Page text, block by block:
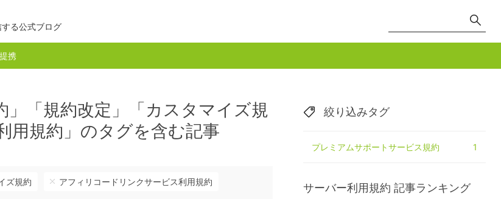
る公式ブログ
携
」「規約改定」「カスタマイズ規
用規約」のタグを含む記事
ズ規約 アフィリコードリンクサービス利用規約
絞り込みタグ
プレミアムサポートサービス規約 1
サーバー利用規約 記事ランキング